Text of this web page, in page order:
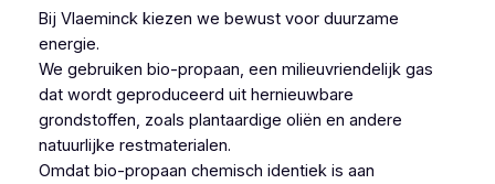
Bij Vlaeminck kiezen we bewust voor duurzame
energie.
We gebruiken bio-propaan, een milieuvriendelijk gas
dat wordt geproduceerd uit hernieuwbare
grondstoffen, zoals plantaardige oliën en andere
natuurlijke restmaterialen.
Omdat bio-propaan chemisch identiek is aan